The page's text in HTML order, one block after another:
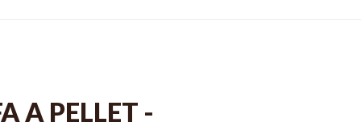
A PELLET -